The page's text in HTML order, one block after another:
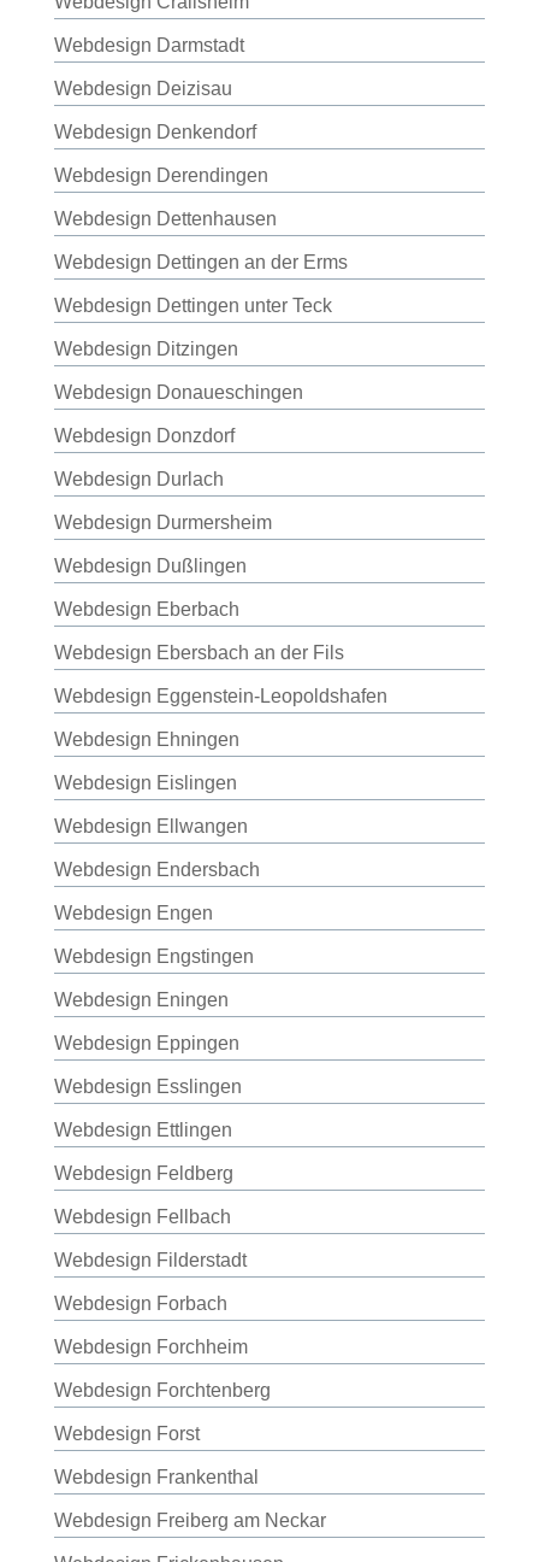
Webdesign Darmstadt
Webdesign Deizisau
Webdesign Denkendorf
Webdesign Derendingen
Webdesign Dettenhausen
Webdesign Dettingen an der Erms
Webdesign Dettingen unter Teck
Webdesign Ditzingen
Webdesign Donaueschingen
Webdesign Donzdorf
Webdesign Durlach
Webdesign Durmersheim
Webdesign Dußlingen
Webdesign Eberbach
Webdesign Ebersbach an der Fils
Webdesign Eggenstein-Leopoldshafen
Webdesign Ehningen
Webdesign Eislingen
Webdesign Ellwangen
Webdesign Endersbach
Webdesign Engen
Webdesign Engstingen
Webdesign Eningen
Webdesign Eppingen
Webdesign Esslingen
Webdesign Ettlingen
Webdesign Feldberg
Webdesign Fellbach
Webdesign Filderstadt
Webdesign Forbach
Webdesign Forchheim
Webdesign Forchtenberg
Webdesign Forst
Webdesign Frankenthal
Webdesign Freiberg am Neckar